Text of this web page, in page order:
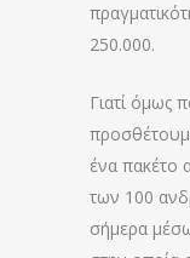
250.000.
Γιατί όμως
ένα πακέτο
των 100
σήμερα